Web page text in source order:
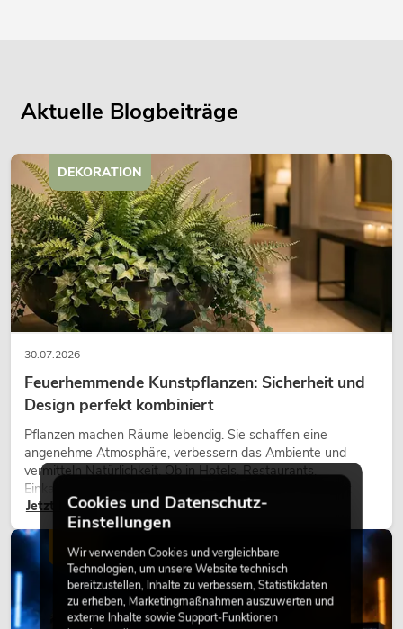
Aktuelle Blogbeiträge
30.07.2026
Feuerhemmende Kunstpflanzen: Sicherheit und
Design perfekt kombiniert
Pflanzen machen Räume lebendig. Sie schaffen eine
angenehme Atmosphäre, verbessern das Ambiente und
vermitteln Natürlichkeit. Ob in Hotels, Restaurants,
Einkaufszentren, Bürogebäuden oder auf Messeständen:
eine hochwertige Begrünung gehört heute längst zum
modernen Raumkonzept.
Jetzt lesen
DEKORATION
LICHT
Cookies und Datenschutz-
Einstellungen
Wir verwenden Cookies und vergleichbare
Technologien, um unsere Website technisch
bereitzustellen, Inhalte zu verbessern, Statistikdaten
zu erheben, Marketingmaßnahmen auszuwerten und
externe Inhalte sowie Support-Funktionen